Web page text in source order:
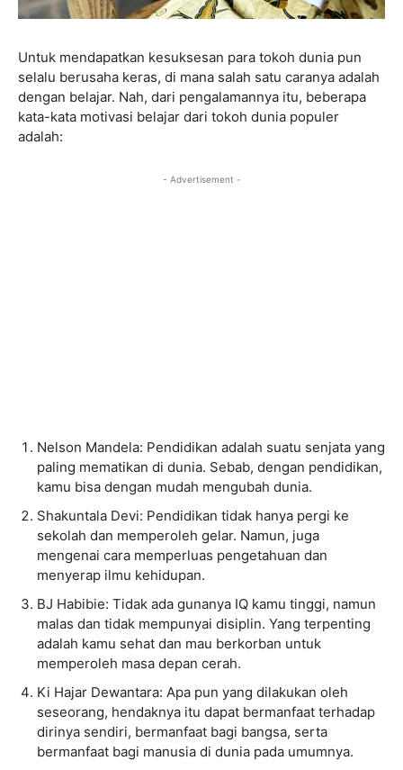
Untuk mendapatkan kesuksesan para tokoh dunia pun
selalu berusaha keras, di mana salah satu caranya adalah
dengan belajar. Nah, dari pengalamannya itu, beberapa
kata-kata motivasi belajar dari tokoh dunia populer
adalah:
- Advertisement -
Nelson Mandela: Pendidikan adalah suatu senjata yang
paling mematikan di dunia. Sebab, dengan pendidikan,
kamu bisa dengan mudah mengubah dunia.
Shakuntala Devi: Pendidikan tidak hanya pergi ke
sekolah dan memperoleh gelar. Namun, juga
mengenai cara memperluas pengetahuan dan
menyerap ilmu kehidupan.
BJ Habibie: Tidak ada gunanya IQ kamu tinggi, namun
malas dan tidak mempunyai disiplin. Yang terpenting
adalah kamu sehat dan mau berkorban untuk
memperoleh masa depan cerah.
Ki Hajar Dewantara: Apa pun yang dilakukan oleh
seseorang, hendaknya itu dapat bermanfaat terhadap
dirinya sendiri, bermanfaat bagi bangsa, serta
bermanfaat bagi manusia di dunia pada umumnya.